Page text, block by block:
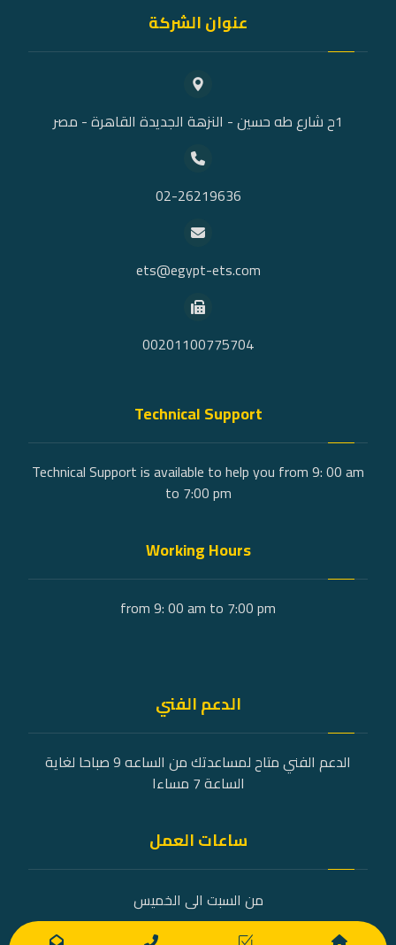
عنوان الشركة
1ح شارع طه حسين - النزهة الجديدة القاهرة - مصر
02-26219636
ets@egypt-ets.com
00201100775704
Technical Support
Technical Support is available to help you from 9: 00 am
to 7:00 pm
Working Hours
from 9: 00 am to 7:00 pm
الدعم الفني
الدعم الفني متاح لمساعدتك من الساعه 9 صباحا لغاية
الساعة 7 مساءا
ساعات العمل
من السبت الى الخميس
9 صباحًا - 7 مساءً